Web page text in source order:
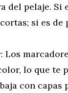
del pelaje. Si
si es
: Los
lo que te
con